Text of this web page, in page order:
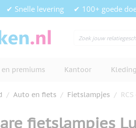
✔ Snelle levering ✔ 100+ goede
en premiums Kantoor
/ Auto en fiets / Fietslampjes /
fietslampjes